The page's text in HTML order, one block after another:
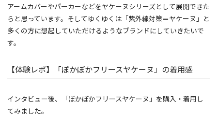
アームカバーやパーカーなどをヤケーヌシリーズとして展開できた
らと思っています。そしてゆくゆくは「紫外線対策＝ヤケーヌ」と
多くの方に想起していただけるようなブランドにしていきたいで
す。
【体験レポ】「ぽかぽかフリースヤケーヌ」の着用感
インタビュー後、「ぽかぽかフリースヤケーヌ」を購入・着用し
てみました。